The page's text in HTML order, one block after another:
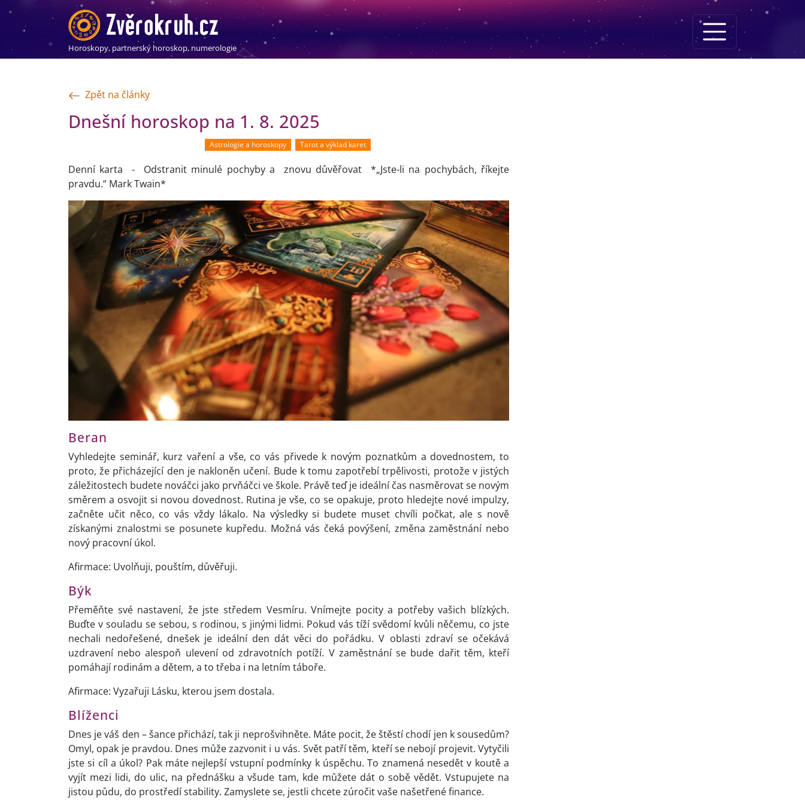
Horoskopy, partnerský horoskop, numerologie
Zpět na články
Dnešní horoskop na 1. 8. 2025
Astrologie a horoskopy Tarot a výklad karet
Denní karta - Odstranit minulé pochyby a znovu důvěřovat *„Jste-li na pochybách, říkejte
pravdu.“ Mark Twain*
Beran
Vyhledejte seminář, kurz vaření a vše, co vás přivede k novým poznatkům a dovednostem, to
proto, že přicházející den je nakloněn učení. Bude k tomu zapotřebí trpělivosti, protože v jistých
záležitostech budete nováčci jako prvňáčci ve škole. Právě teď je ideální čas nasměrovat se novým
směrem a osvojit si novou dovednost. Rutina je vše, co se opakuje, proto hledejte nové impulzy,
začněte učit něco, co vás vždy lákalo. Na výsledky si budete muset chvíli počkat, ale s nově
získanými znalostmi se posunete kupředu. Možná vás čeká povýšení, změna zaměstnání nebo
nový pracovní úkol.
Afirmace: Uvolňuji, pouštím, důvěřuji.
Býk
Přeměňte své nastavení, že jste středem Vesmíru. Vnímejte pocity a potřeby vašich blízkých.
Buďte v souladu se sebou, s rodinou, s jinými lidmi. Pokud vás tíží svědomí kvůli něčemu, co jste
nechali nedořešené, dnešek je ideální den dát věci do pořádku. V oblasti zdraví se očekává
uzdravení nebo alespoň ulevení od zdravotních potíží. V zaměstnání se bude dařit těm, kteří
pomáhají rodinám a dětem, a to třeba i na letním táboře.
Afirmace: Vyzařuji Lásku, kterou jsem dostala.
Blíženci
Dnes je váš den – šance přichází, tak ji neprošvihněte. Máte pocit, že štěstí chodí jen k sousedům?
Omyl, opak je pravdou. Dnes může zazvonit i u vás. Svět patří těm, kteří se nebojí projevit. Vytyčili
jste si cíl a úkol? Pak máte nejlepší vstupní podmínky k úspěchu. To znamená nesedět v koutě a
vyjít mezi lidi, do ulic, na přednášku a všude tam, kde můžete dát o sobě vědět. Vstupujete na
jistou půdu, do prostředí stability. Zamyslete se, jestli chcete zúročit vaše našetřené finance.